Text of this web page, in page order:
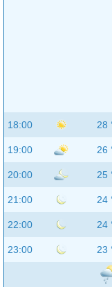
18:00 28
19:00 26
20:00 25
21:00 24
22:00 24
23:00 23